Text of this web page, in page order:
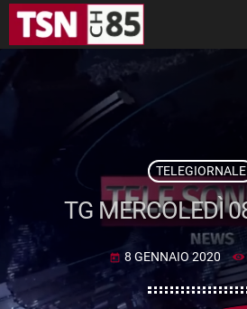
TELEGIORNALE
TG MERCOLEDÌ
today 8 GENNAIO 2020